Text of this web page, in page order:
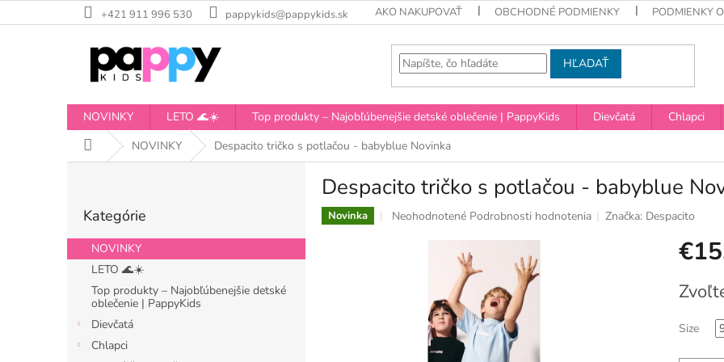
na
+421 911 996 530 pappykids@pappykids.sk AKO NAKUPOVAŤ OBCHODNÉ PODMIENKY PODMIENKY
HĽADAŤ
NOVINKY LETO 🌊☀️ Top produkty – Najobľúbenejšie detské oblečenie | PappyKids Dievčatá Chlapci
DomovNOVINKY Despacito tričko s potlačou - babyblue Novinka
ý
p
kategórie
Kategórie
NOVINKY
LETO 🌊☀️
Top produkty – Najobľúbenejšie detské
oblečenie | PappyKids
Dievčatá
Chlapci
Despacito tričko s potlačou - babyblue
Novinka
Priemerné
hviezdičiek.
Neohodnotené Podrobnosti hodnotenia Značka: Despacito
cena:
Size